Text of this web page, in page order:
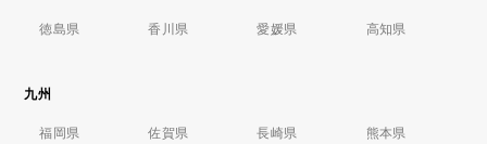
徳島県 香川県 愛媛県 高知県
九州
福岡県 佐賀県 長崎県 熊本県